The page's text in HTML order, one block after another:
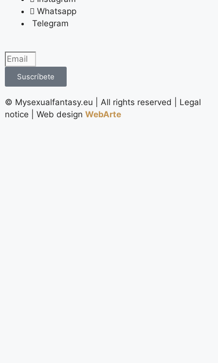
Whatsapp
Telegram
Suscríbete
©️ Mysexualfantasy.eu | All rights reserved | Legal
notice | Web design WebArte